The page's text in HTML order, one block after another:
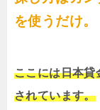
を使うだけ。
ここには日本貸
されています。